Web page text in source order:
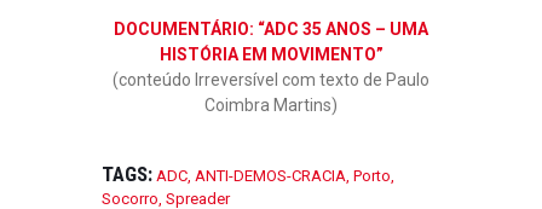
DOCUMENTÁRIO: “ADC 35 ANOS – UMA
HISTÓRIA EM MOVIMENTO”
(conteúdo Irreversível com texto de Paulo
Coimbra Martins)
TAGS: ADC ANTI-DEMOS-CRACIA Porto
Socorro Spreader